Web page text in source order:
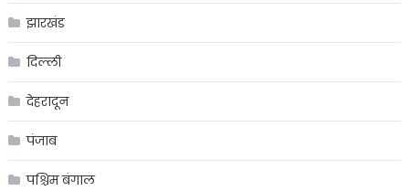
झारखंड
दिल्ली
देहरादून
पंजाब
पश्चिम बंगाल